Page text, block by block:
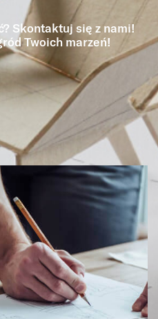
Skontaktuj się z nami!
Twoich marzeń!